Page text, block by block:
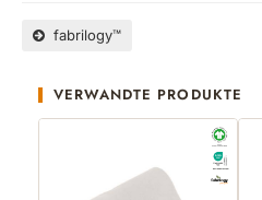
fabrilogy™
VERWANDTE PRODUKTE